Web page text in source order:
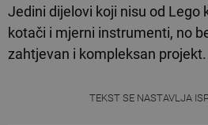
Jedini dijelovi koji nisu od Lego
kotači i mjerni instrumenti, no
zahtjevan i kompleksan projekt.
TEKST SE NASTAVLJA